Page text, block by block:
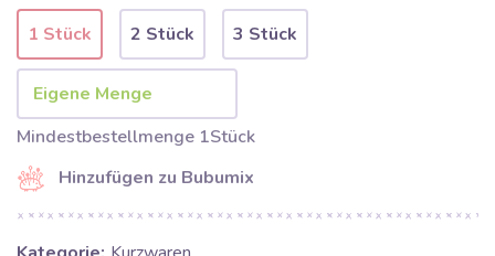
1 Stück 2 Stück 3 Stück
Mindestbestellmenge 1Stück
Hinzufügen zu Bubumix